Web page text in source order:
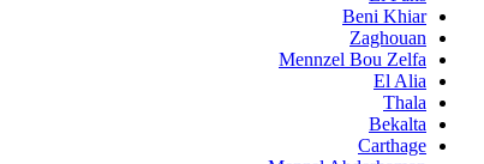
Beni Khiar
Zaghouan
Mennzel Bou Zelfa
El Alia
Thala
Bekalta
Carthage